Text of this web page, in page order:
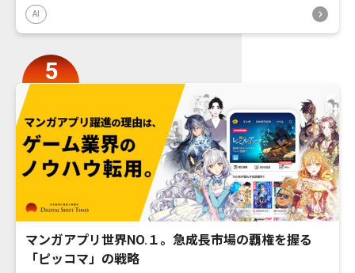
AI
マンガアプリ世界NO.１。急成長市場の覇権を握る
「ピッコマ」の戦略